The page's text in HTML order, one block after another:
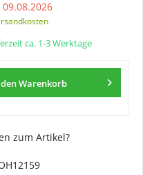
ca. 1-3 Werktage
Warenkorb
zum Artikel?